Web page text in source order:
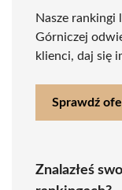
Nasze
Górniczej
klienci, daj się
Sprawdź
Znalazłeś